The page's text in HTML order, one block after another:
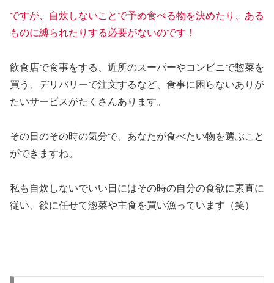
ですが、自炊しないことで予め食べる物を決めたり、ある
ものに縛られたりする必要がないのです！
飲食店で食事をする、近所のスーパーやコンビニで惣菜を
買う、デリバリーで注文するなど、食事に困らないありが
たいサービスがたくさんあります。
その日のその時の気分で、あなたが食べたい物を選ぶこと
ができますね。
私も自炊しないでいい日にはその時の自分の食欲に素直に
従い、欲に任せて惣菜や主食を買い漁っています（笑）